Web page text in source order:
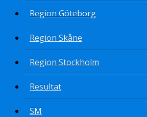
Region Göteborg
Region Skåne
Region Stockholm
Resultat
SM